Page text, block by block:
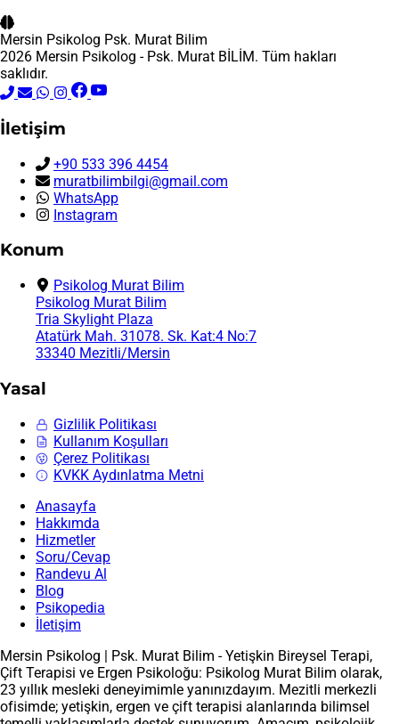
Mersin Psikolog Psk. Murat Bilim
2026 Mersin Psikolog - Psk. Murat BİLİM. Tüm hakları
saklıdır.
İletişim
+90 533 396 4454
muratbilimbilgi@gmail.com
WhatsApp
Instagram
Konum
Psikolog Murat Bilim
Psikolog Murat Bilim
Tria Skylight Plaza
Atatürk Mah. 31078. Sk. Kat:4 No:7
33340 Mezitli/Mersin
Yasal
Gizlilik Politikası
Kullanım Koşulları
Çerez Politikası
KVKK Aydınlatma Metni
Anasayfa
Hakkımda
Hizmetler
Soru/Cevap
Randevu Al
Blog
Psikopedia
İletişim
Mersin Psikolog | Psk. Murat Bilim - Yetişkin Bireysel Terapi,
Çift Terapisi ve Ergen Psikoloğu: Psikolog Murat Bilim olarak,
23 yıllık mesleki deneyimimle yanınızdayım. Mezitli merkezli
ofisimde; yetişkin, ergen ve çift terapisi alanlarında bilimsel